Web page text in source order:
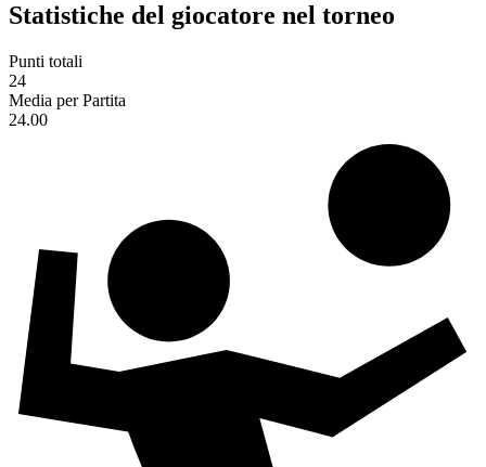
Statistiche del giocatore nel torneo
Punti totali
24
Media per Partita
24.00